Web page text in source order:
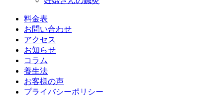
料金表
お問い合わせ
アクセス
お知らせ
コラム
養生法
お客様の声
プライバシーポリシー